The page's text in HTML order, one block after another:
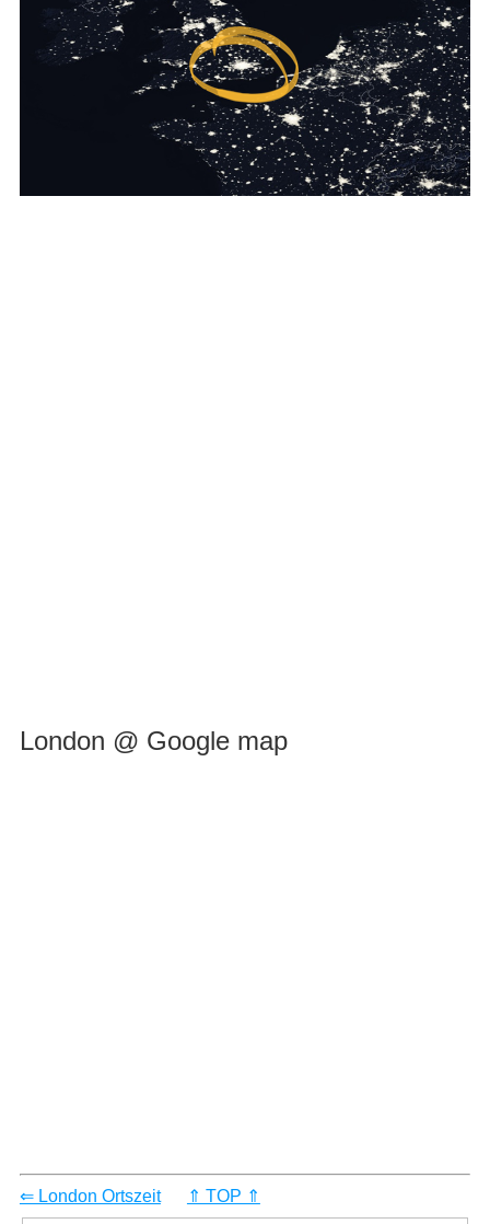
London @ Google map
⇐ London Ortszeit ⇑ TOP ⇑